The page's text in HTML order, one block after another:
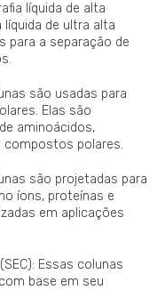
líquida de alta
de ultra alta
para a separação de
são usadas para
Elas são
aminoácidos,
compostos polares.
são projetadas para
íons, proteínas e
em aplicações
Essas colunas
base em seu